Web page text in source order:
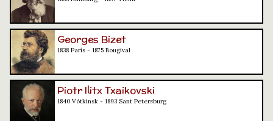
Georges Bizet
1838 París - 1875 Bougival
Piotr Ilitx Txaikovski
1840 Vótkinsk - 1893 Sant Petersburg